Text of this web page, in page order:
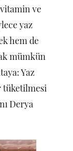
ve
yaz
hem de
mümkün
Yaz
tüketilmesi
Derya